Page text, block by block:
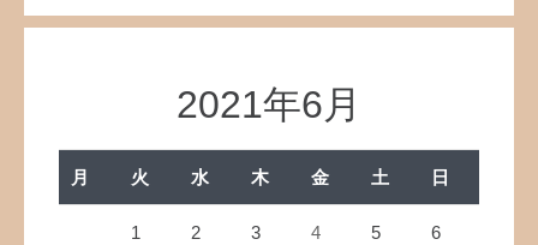
2021年6月
月 火 水 木 金 土 日
1 2 3 4 5 6